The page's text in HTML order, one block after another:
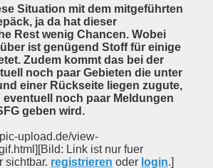
Situation mit dem mitgeführten
ja da hat dieser
Rest wenig Chancen. Wobei
ist genügend Stoff für einige
Zudem kommt das bei der
noch paar Gebieten die unter
einer Rückseite liegen zugute,
eventuell noch paar Meldungen
geben wird.
upload.de/view-
Link ist nur fuer
sichtbar. registrieren oder login.]